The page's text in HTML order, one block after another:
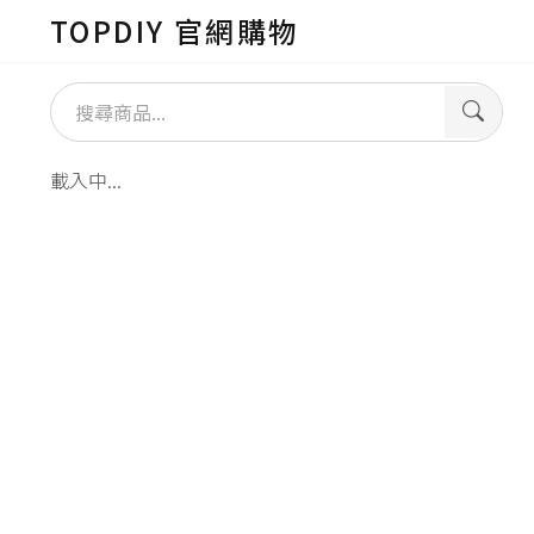
TOPDIY 官網購物
所有商品
載入中...